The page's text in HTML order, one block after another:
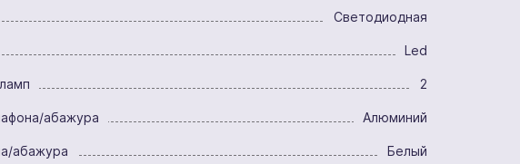
Светодиодная
Led
2
абажура Алюминий
абажура Белый